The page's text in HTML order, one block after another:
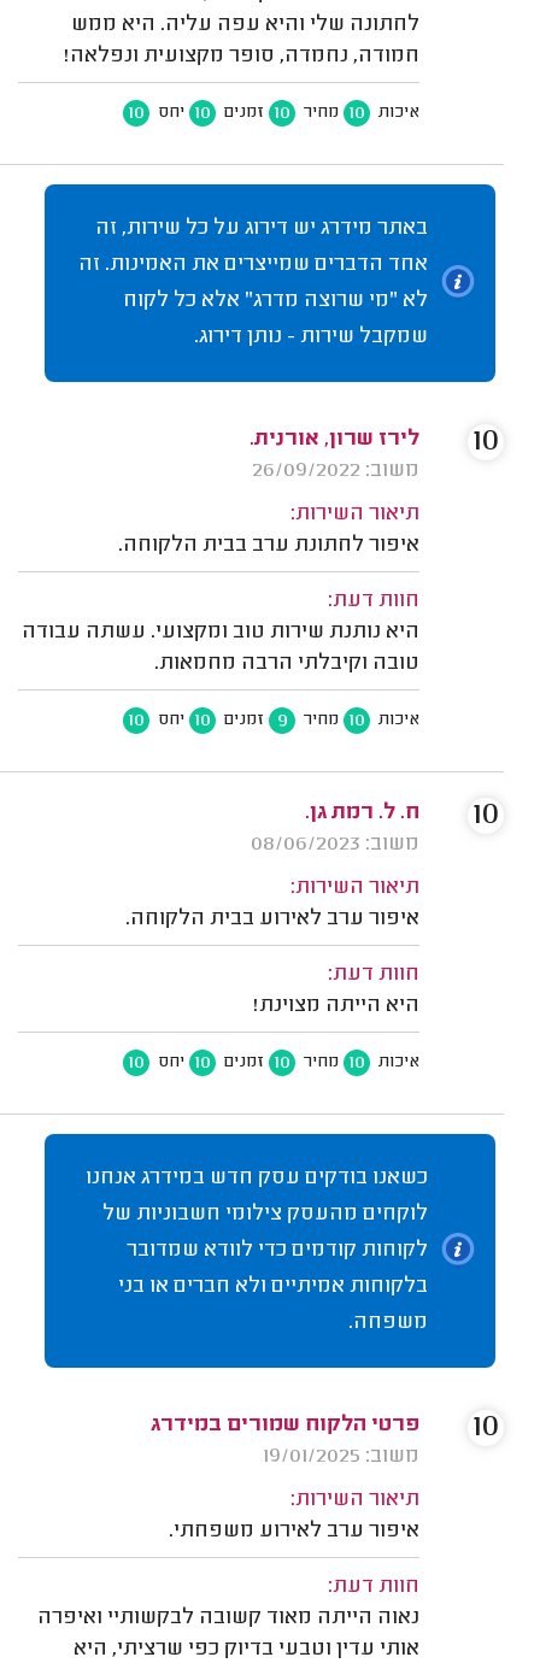
לחתונה שלי והיא עפה עליה. היא ממש
חמודה, נחמדה, סופר מקצועית ונפלאה!
איכות 10 מחיר 10 זמנים 10 יחס 10
באתר מידרג יש דירוג על כל שירות, זה
אחד הדברים שמייצרים את האמינות. זה
לא "מי שרוצה מדרג" אלא כל לקוח
שמקבל שירות - נותן דירוג.
לירז שרון, אורנית.
משוב: 26/09/2022
תיאור השירות:
איפור לחתונת ערב בבית הלקוחה.
חוות דעת:
היא נותנת שירות טוב ומקצועי. עשתה עבודה
טובה וקיבלתי הרבה מחמאות.
איכות 10 מחיר 9 זמנים 10 יחס 10
10
ח. ל. רמת גן.
משוב: 08/06/2023
תיאור השירות:
איפור ערב לאירוע בבית הלקוחה.
חוות דעת:
היא הייתה מצוינת!
איכות 10 מחיר 10 זמנים 10 יחס 10
10
כשאנו בודקים עסק חדש במידרג אנחנו
לוקחים מהעסק צילומי חשבוניות של
לקוחות קודמים כדי לוודא שמדובר
בלקוחות אמיתיים ולא חברים או בני
משפחה.
פרטי הלקוח שמורים במידרג
משוב: 19/01/2025
תיאור השירות:
איפור ערב לאירוע משפחתי.
חוות דעת:
נאוה הייתה מאוד קשובה לבקשותיי ואיפרה
אותי עדין וטבעי בדיוק כפי שרציתי, היא
10